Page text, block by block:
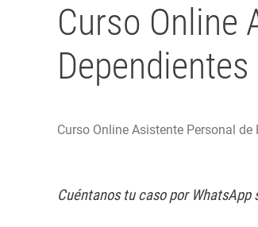
Curso Online
Dependientes
Curso Online Asistente Personal
Cuéntanos tu caso por